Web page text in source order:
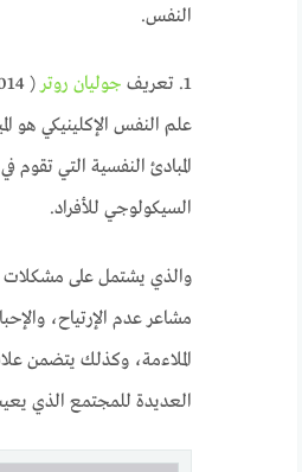
النفس.
1. تعريف جوليان روتر
علم النفس الإكلينيكي هو
المبادئ النفسية التي تقوم
السيكولوجي للأفراد.
والذي يشتمل على مشكلات
مشاعر عدم الإرتياح،
الملاءمة، وكذلك يتضمن
العديدة للمجتمع الذي